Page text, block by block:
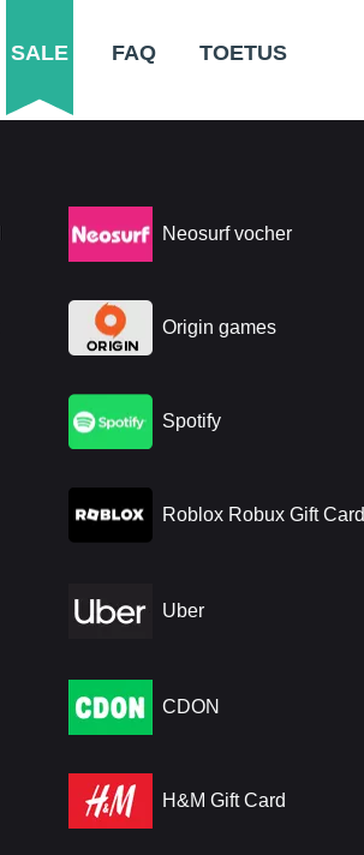
SALE FAQ TOETUS
Neosurf vocher
Origin games
Spotify
Roblox Robux Gift Card
Uber
CDON
H&M Gift Card